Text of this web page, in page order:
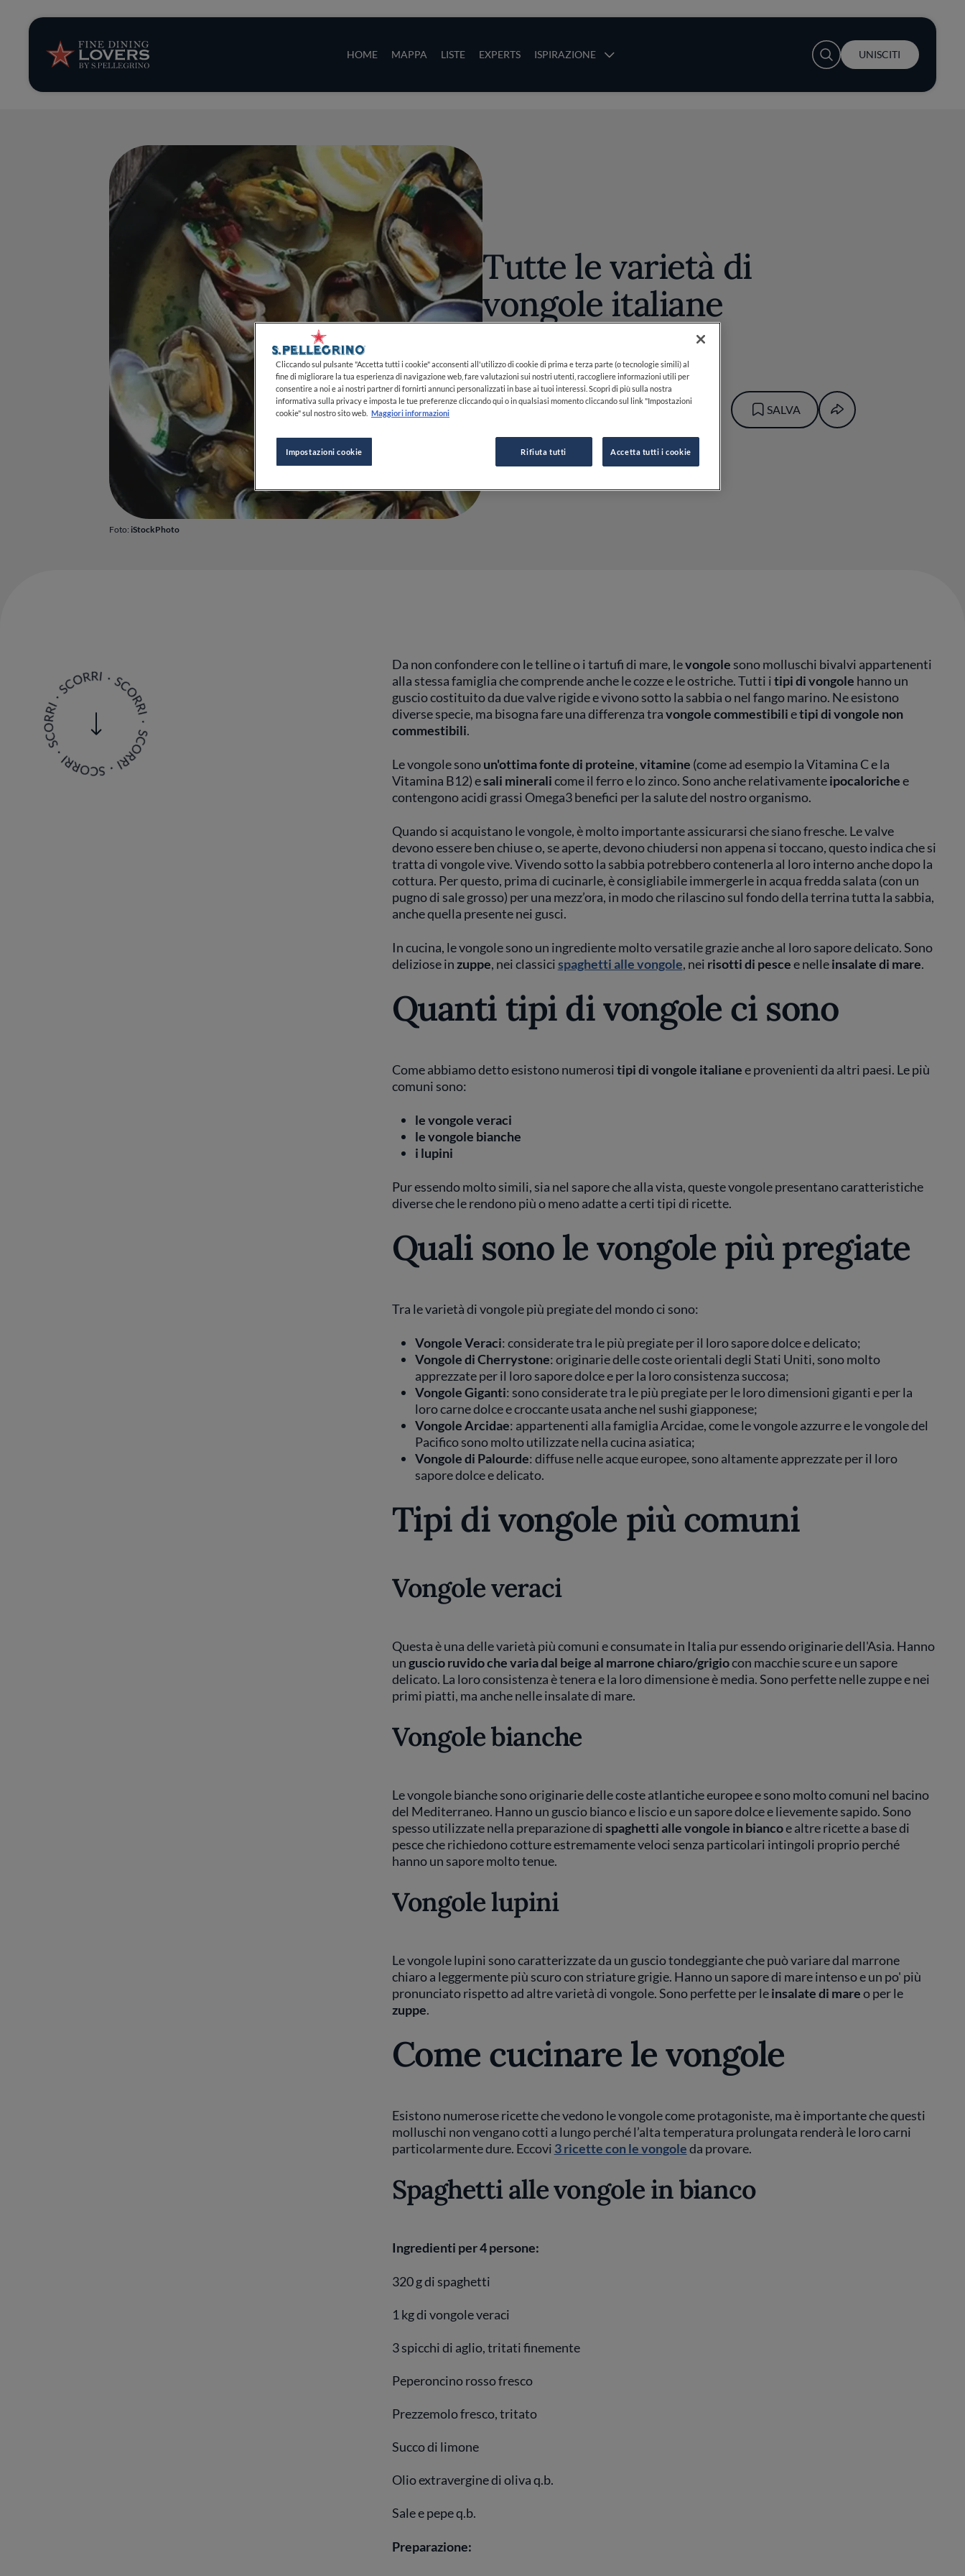
HOME MAPPA LISTE EXPERTS ISPIRAZIONE
Storie e tendenze
Ricette
Trucchi e consigli
Serie
User account menu
UNISCITI
Foto: iStockPhoto
Tutte le varietà di
vongole italiane
DACLAUDIA CONCAS
SALVA
Da non confondere con le telline o i tartufi di mare, levongolesono molluschi bivalvi appartenenti
alla stessa famiglia che comprende anche le cozze e le ostriche. Tutti itipi di vongole hanno un
guscio costituito da due valve rigide e vivono sotto la sabbia o nel fango marino. Ne esistono
diverse specie, ma bisogna fare una differenza travongole commestibilietipi di vongole non
commestibili.
Le vongole sonoun'ottima fonte di proteine,vitamine (come ad esempio la Vitamina C e la
Vitamina B12) esali mineralicome il ferro e lo zinco. Sono anche relativamenteipocalorichee
contengono acidi grassi Omega3 benefici per la salute del nostro organismo.
Quando si acquistano le vongole, è molto importante assicurarsi che siano fresche. Le valve
devono essere ben chiuse o, se aperte, devono chiudersi non appena si toccano, questo indica che si
tratta di vongole vive. Vivendo sotto la sabbia potrebbero contenerla al loro interno anche dopo la
cottura. Per questo, prima di cucinarle, è consigliabile immergerle in acqua fredda salata (con un
pugno di sale grosso) per una mezz’ora, in modo che rilascino sul fondo della terrina tutta la sabbia,
anche quella presente nei gusci.
In cucina, le vongole sono un ingrediente molto versatile grazie anche al loro sapore delicato. Sono
deliziose in zuppe, nei classicispaghetti alle vongole, nei risotti di pescee nelleinsalate di mare.
Quanti tipi di vongole ci sono
Come abbiamo detto esistono numerositipi di vongole italianee provenienti da altri paesi. Le più
comuni sono:
le vongole veraci
le vongole bianche
i lupini
Pur essendo molto simili, sia nel sapore che alla vista, queste vongole presentano caratteristiche
diverse che le rendono più o meno adatte a certi tipi di ricette.
Quali sono le vongole più pregiate
Tra le varietà di vongole più pregiate del mondo ci sono:
Vongole Veraci: considerate tra le più pregiate per il loro sapore dolce e delicato;
Vongole di Cherrystone: originarie delle coste orientali degli Stati Uniti, sono molto
apprezzate per il loro sapore dolce e per la loro consistenza succosa;
Vongole Giganti: sono considerate tra le più pregiate per le loro dimensioni giganti e per la
loro carne dolce e croccante usata anche nel sushi giapponese;
Vongole Arcidae: appartenenti alla famiglia Arcidae, come le vongole azzurre e le vongole del
Pacifico sono molto utilizzate nella cucina asiatica;
Vongole di Palourde: diffuse nelle acque europee, sono altamente apprezzate per il loro
sapore dolce e delicato.
Tipi di vongole più comuni
Vongole veraci
Questa è una delle varietà più comuni e consumate in Italia pur essendo originarie dell'Asia. Hanno
unguscio ruvido che varia dal beige al marrone chiaro/grigiocon macchie scure e un sapore
delicato. La loro consistenza è tenera e la loro dimensione è media. Sono perfette nelle zuppe e nei
primi piatti, ma anche nelle insalate di mare.
Vongole bianche
Le vongole bianche sono originarie delle coste atlantiche europee e sono molto comuni nel bacino
del Mediterraneo. Hanno un guscio bianco e liscio e un sapore dolce e lievemente sapido. Sono
spesso utilizzate nella preparazione dispaghetti alle vongole in biancoe altre ricette a base di
pesce che richiedono cotture estremamente veloci senza particolari intingoli proprio perché
hanno un sapore molto tenue.
Vongole lupini
Le vongole lupini sono caratterizzate da un guscio tondeggiante che può variare dal marrone
chiaro a leggermente più scuro con striature grigie. Hanno un sapore di mare intenso e un po' più
pronunciato rispetto ad altre varietà di vongole. Sono perfette per leinsalate di mareo per le
zuppe.
Come cucinare le vongole
Esistono numerose ricette che vedono le vongole come protagoniste, ma è importante che questi
molluschi non vengano cotti a lungo perché l’alta temperatura prolungata renderà le loro carni
particolarmente dure. Eccovi 3 ricette con le vongoleda provare.
Spaghetti alle vongole in bianco
Ingredienti per 4 persone:
320 g di spaghetti
1 kg di vongole veraci
3 spicchi di aglio, tritati finemente
Peperoncino rosso fresco
Prezzemolo fresco, tritato
Succo di limone
Olio extravergine di oliva q.b.
Sale e pepe q.b.
Preparazione:
Cliccando sul pulsante "Accetta tutti i cookie" acconsenti all'utilizzo di cookie di prima e terza parte (o tecnologie simili) al
fine di migliorare la tua esperienza di navigazione web, fare valutazioni sui nostri utenti, raccogliere informazioni utili per
consentire a noi e ai nostri partner di fornirti annunci personalizzati in base ai tuoi interessi. Scopri di più sulla nostra
informativa sulla privacy e imposta le tue preferenze cliccando qui o in qualsiasi momento cliccando sul link "Impostazioni
cookie" sul nostro sito web. Maggiori informazioni
Impostazioni cookie Rifiuta tutti Accetta tutti i cookie